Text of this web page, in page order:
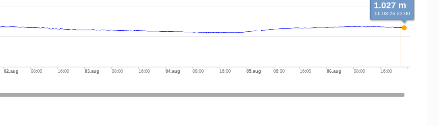
02.aug 08:00 16:00 03.aug 08:00 16:00 04.aug 08:00 16:00 05.aug 08:00 16:00 06.aug 08:00 16:00
1.027 m
06.08.26 23:00